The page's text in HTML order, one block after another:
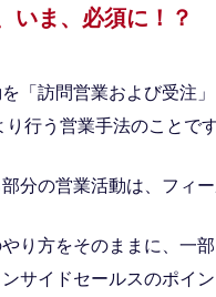
いま、必須に！？
「訪問営業および受注
行う営業手法のことです
分の営業活動は、フィー
り方をそのままに、一
サイドセールスのポイ